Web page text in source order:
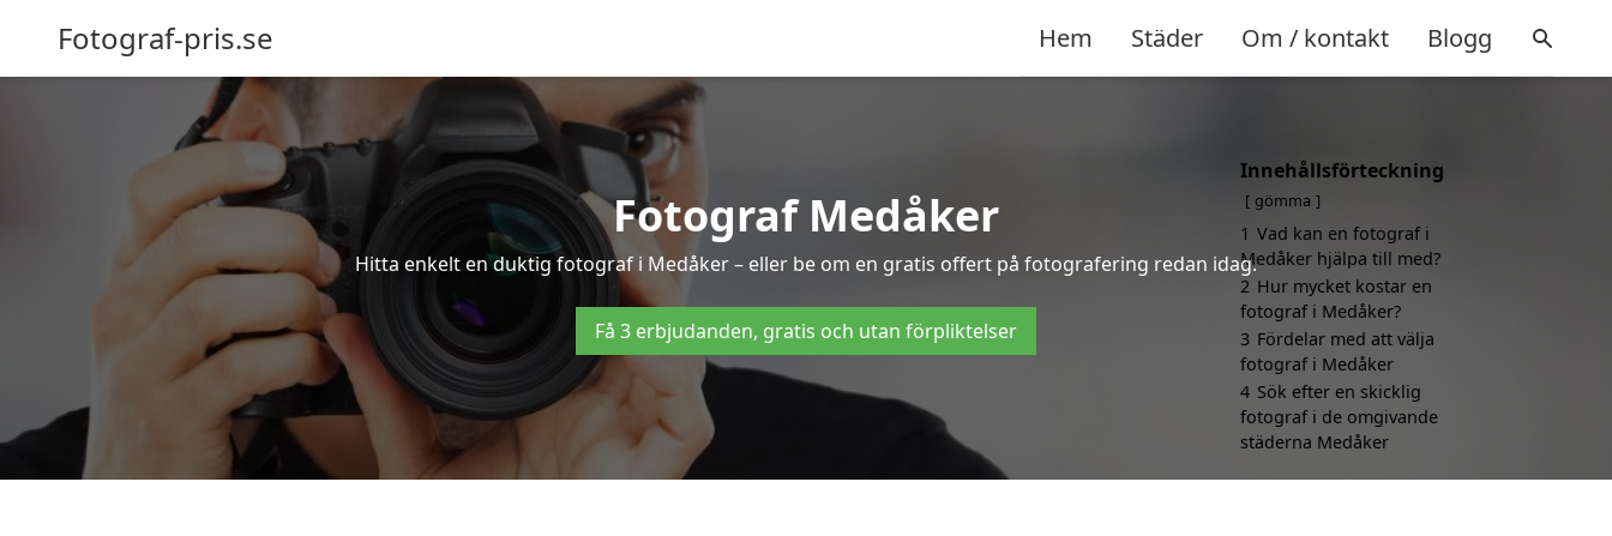
Fotograf-pris.se Hem Städer Om / kontakt Blogg
Fotograf Medåker
Hitta enkelt en duktig fotograf i Medåker – eller be om en gratis offert på fotografering redan idag.
Få 3 erbjudanden, gratis och utan förpliktelser
Innehållsförteckning
gömma
1 Vad kan en fotograf i
Medåker hjälpa till med?
2 Hur mycket kostar en
fotograf i Medåker?
3 Fördelar med att välja
fotograf i Medåker
4 Sök efter en skicklig
fotograf i de omgivande
städerna Medåker